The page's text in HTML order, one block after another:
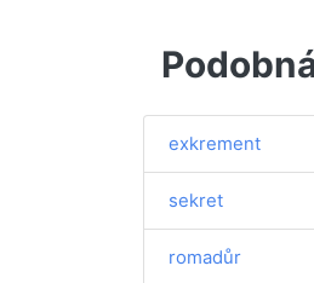
exkrement
sekret
romadůr